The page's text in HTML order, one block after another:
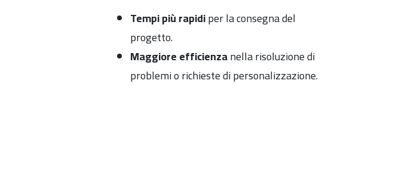
Tempi più rapidiper la consegna del
progetto.
Maggiore efficienzanella risoluzione di
problemi o richieste di personalizzazione.